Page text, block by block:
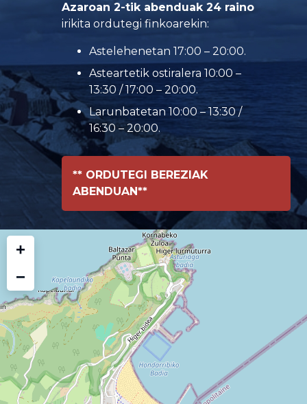
Azaroan 2-tik abenduak 24 raino
irikita ordutegi finkoarekin:
Astelehenetan 17:00 – 20:00.
Asteartetik ostiralera 10:00 –
13:30 / 17:00 – 20:00.
Larunbatetan 10:00 – 13:30 /
16:30 – 20:00.
** ORDUTEGI BEREZIAK
ABENDUAN**
+
−